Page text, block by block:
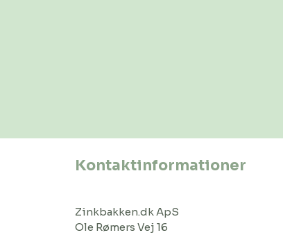
Kontaktinformationer
Zinkbakken.dk ApS
Ole Rømers Vej 16